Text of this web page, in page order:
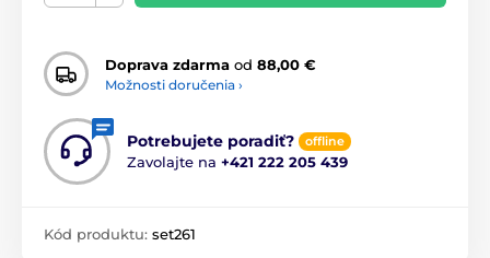
Doprava zdarma od 88,00 €
Možnosti doručenia ›
Potrebujete poradiť? offline
Zavolajte na +421 222 205 439
Kód produktu: set261